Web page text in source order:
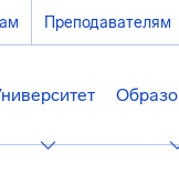
Преподавателям